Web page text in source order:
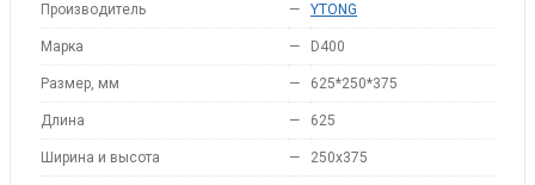
Производитель — YTONG
Марка — D400
Размер, мм — 625*250*375
Длина — 625
Ширина и высота — 250x375